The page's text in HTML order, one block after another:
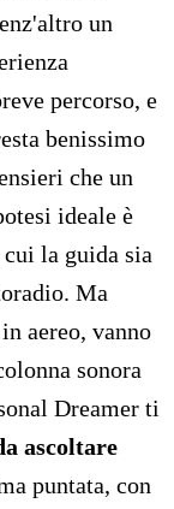
un
percorso, e
benissimo
che un
ideale è
la guida sia
Ma
aereo, vanno
sonora
Dreamer ti
ascoltare
puntata, con